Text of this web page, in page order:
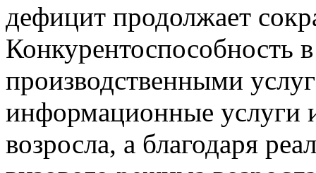
дефицит продолжает
Конкурентоспособность
производственными
информационные услуги
возросла, а благодаря